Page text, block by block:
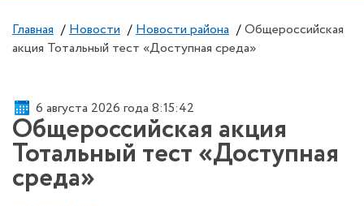
Главная / Новости / Новости района / Общероссийская
акция Тотальный тест «Доступная среда»
6 августа 2026 года 8:15:42
Общероссийская акция
Тотальный тест «Доступная
среда»